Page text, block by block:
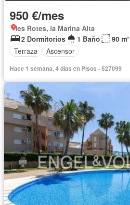
950 €/mes
les Rotes, la Marina Alta
2 Dormitorios
1 Baño
90 m²
Terraza
Ascensor
Hace 1 semana, 4 días en Pisos - 527099